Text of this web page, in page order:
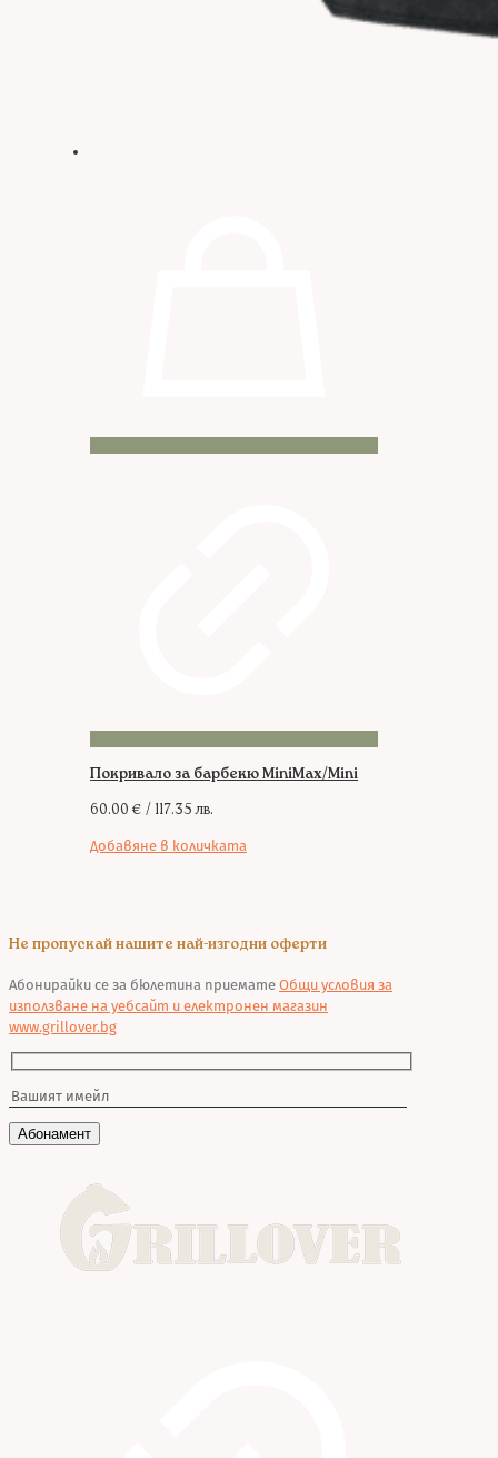
Покривало за барбекю MiniMax/Mini
60.00 € / 117.35 лв.
Добавяне в количката
Не пропускай нашите най-изгодни оферти
Абонирайки се за бюлетина приемате Общи условия за
използване на уебсайт и електронен магазин
www.grillover.bg